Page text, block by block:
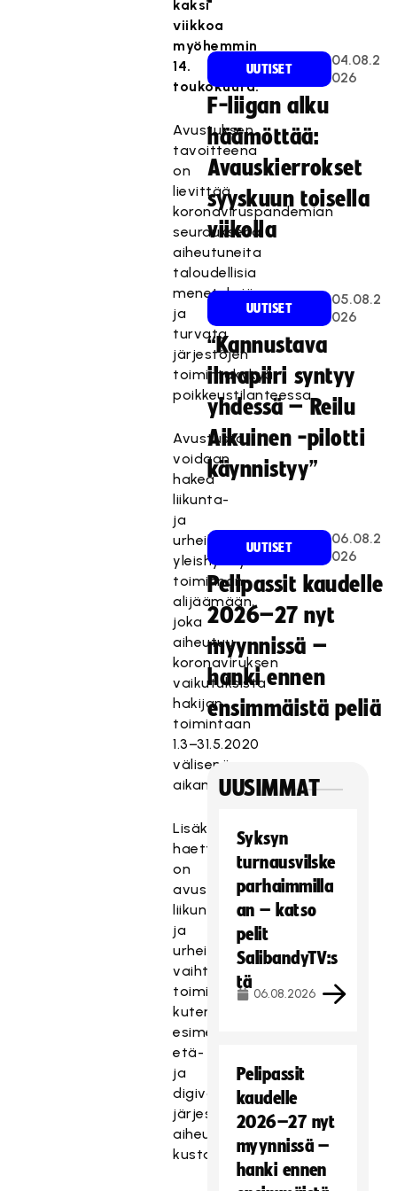
kaksi
viikkoa
myöhemmin
14.
toukokuuta.
Avustuksen
tavoitteena
on
lievittää
koronaviruspandemian
seurauksena
aiheutuneita
taloudellisia
menetyksiä
ja
turvata
järjestöjen
toimintakykyä
poikkeustilanteessa.
Avustusta
voidaan
hakea
liikunta-
ja
urheiluseurojen
yleishyödyllisen
toiminnan
alijäämään,
joka
aiheutuu
koronaviruksen
vaikutuksista
hakijan
toimintaan
1.3−31.5.2020
välisenä
aikana.
Lisäksi
haettavissa
on
avustusta
liikunta-
ja
urheiluseurojen
vaihtoehtoisiin
toimintatapoihin,
kuten
esimerkiksi
etä-
ja
digivalmennuksen
järjestämisestä
aiheutuviin
kustannuksiin.
UUTISET
04.08.2
026
F-liigan alku
häämöttää:
Avauskierrokset
syyskuun toisella
viikolla
UUTISET
05.08.2
026
“Kannustava
ilmapiiri syntyy
yhdessä – Reilu
Aikuinen -pilotti
käynnistyy”
UUTISET
06.08.2
026
Pelipassit kaudelle
2026–27 nyt
myynnissä –
hanki ennen
ensimmäistä peliä
UUSIMMAT
Syksyn
turnausvilske
parhaimmilla
an – katso
pelit
SalibandyTV:s
tä
06.08.2026
Pelipassit
kaudelle
2026–27 nyt
myynnissä –
hanki ennen